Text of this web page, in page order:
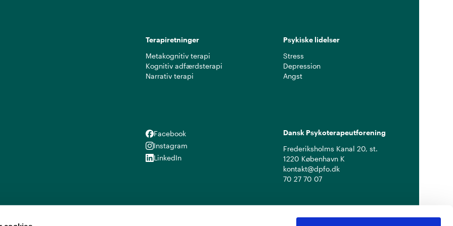
Terapiretninger
Metakognitiv terapi
Kognitiv adfærdsterapi
Narrativ terapi
Psykiske lidelser
Stress
Depression
Angst
Facebook
Facebook
Instagram
Instagram
LinkedIn
LinkedIn
Dansk Psykoterapeutforening
Frederiksholms Kanal 20, st.
1220 København K
kontakt@dpfo.dk
70 27 70 07